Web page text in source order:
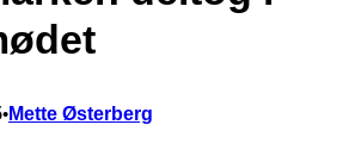
•Mette Østerberg